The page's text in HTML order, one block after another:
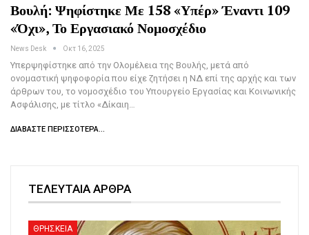
Βουλή: Ψηφίστηκε Με 158 «υπέρ» Έναντι 109
«όχι», Το Εργασιακό Νομοσχέδιο
News Desk Οκτ 16, 2025
Υπερψηφίστηκε από την Ολομέλεια της Βουλής, μετά από
ονομαστική ψηφοφορία που είχε ζητήσει η ΝΔ επί της αρχής και των
άρθρων του, το νομοσχέδιο του Υπουργείο Εργασίας και Κοινωνικής
Ασφάλισης, με τίτλο «Δίκαιη…
ΔΙΑΒΆΣΤΕ ΠΕΡΙΣΣΌΤΕΡΑ...
ΤΕΛΕΥΤΑΙΑ ΑΡΘΡΑ
ΘΡΗΣΚΕΙΑ